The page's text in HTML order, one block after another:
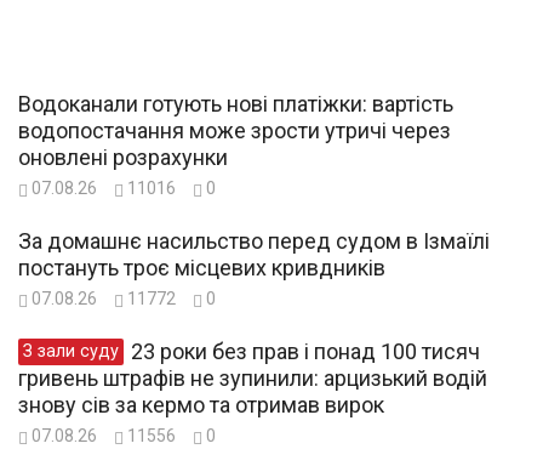
Водоканали готують нові платіжки: вартість
водопостачання може зрости утричі через
оновлені розрахунки
07.08.26 11016 0
За домашнє насильство перед судом в Ізмаїлі
постануть троє місцевих кривдників
07.08.26 11772 0
З зали суду
гривень штрафів не зупинили: арцизький водій
знову сів за кермо та отримав вирок
07.08.26 11556 0